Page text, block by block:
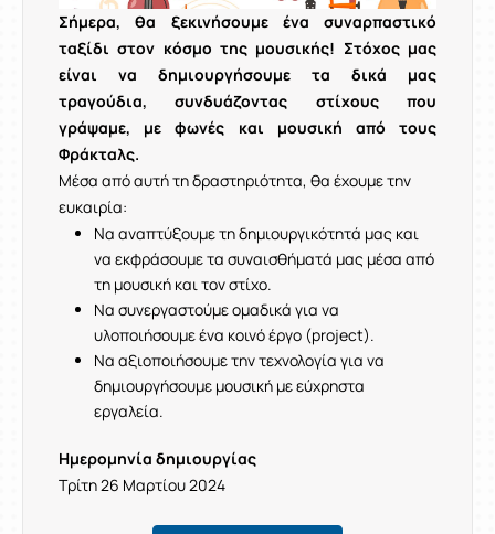
Σήμερα, θα ξεκινήσουμε ένα συναρπαστικό
ταξίδι στον κόσμο της μουσικής! Στόχος μας
είναι να δημιουργήσουμε τα δικά μας
τραγούδια, συνδυάζοντας στίχους που
γράψαμε, με φωνές και μουσική από τους
Φράκταλς.
Μέσα από αυτή τη δραστηριότητα, θα έχουμε την
ευκαιρία:
Να αναπτύξουμε τη δημιουργικότητά μας και
να εκφράσουμε τα συναισθήματά μας μέσα από
τη μουσική και τον στίχο.
Να συνεργαστούμε ομαδικά για να
υλοποιήσουμε ένα κοινό έργο (project).
Να αξιοποιήσουμε την τεχνολογία για να
δημιουργήσουμε μουσική με εύχρηστα
εργαλεία.
Ημερομηνία δημιουργίας
Τρίτη 26 Μαρτίου 2024